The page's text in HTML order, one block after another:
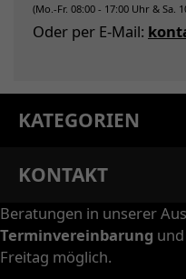
(Mo.-Fr. 08:00 - 17:00 Uhr & Sa.
Oder per E-Mail:
KATEGORIEN
KONTAKT
Beratungen in unserer
Terminvereinbarung
Freitag möglich.